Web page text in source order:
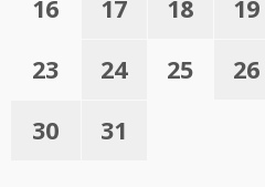
16
17 18 19
23
24 25 26
30
31